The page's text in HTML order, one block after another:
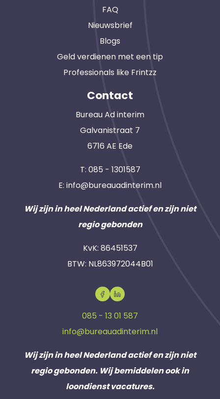
FAQ
Nieuwsbrief
Blogs
Geld verdienen met een tip
Professionals like Frintzz
Contact
Bureau Ad interim
Galvanistraat 7
6716 AE Ede
T: 085 - 1301587
E: info@bureauadinterim.nl
Wij zijn in heel Nederland actief en zijn niet
regio gebonden
KvK: 86451537
BTW: NL863972044B01
085 - 13 01 587
info@bureauadinterim.nl
Wij zijn in heel Nederland actief en zijn niet
regio gebonden. Wij bemiddelen ook in
loondienst vacatures.